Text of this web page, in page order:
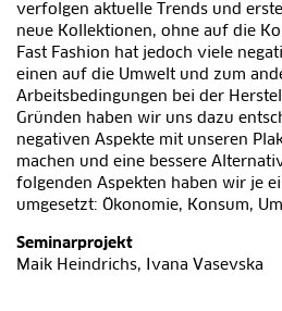
verfolgen aktuelle Trends und
neue Kollektionen, ohne auf die
Fast Fashion hat jedoch viele
einen auf die Umwelt und zum
Arbeitsbedingungen bei der
Gründen haben wir uns dazu
negativen Aspekte mit unseren
machen und eine bessere
folgenden Aspekten haben wir je
umgesetzt: Ökonomie, Konsum,
Seminarprojekt
Maik Heindrichs, Ivana Vasevska